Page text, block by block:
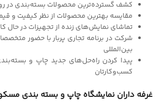
کشف گسترده‌ترین محصولات بسته‌بندی در
مقایسه بهترین محصولات از نظر کیفیت و
تماشای نمایش‌های زنده از تجهیزات در حال
شرکت در برنامه تجاری پربار با حضور
بین‌المللی
پیدا کردن راه‌حل‌های جدید چاپ و
کسب‌وکارتان
غرفه داران نمایشگاه چاپ و بسته بندی